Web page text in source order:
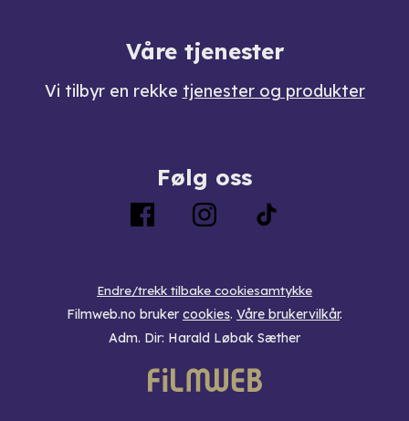
Våre tjenester
Vi tilbyr en rekke tjenester og produkter
Følg oss
Endre/trekk tilbake cookiesamtykke
Filmweb.no bruker cookies. Våre brukervilkår.
Adm. Dir: Harald Løbak Sæther